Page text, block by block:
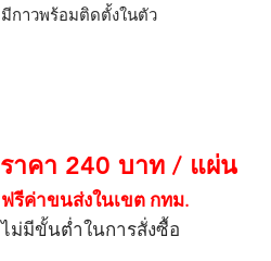
มีกาวพร้อมติดตั้งในตัว
ราคา 240 บาท / แผ่น
ฟรีค่าขนส่งในเขต กทม.
ไม่มีขั้นต่ำในการสั่งซื้อ